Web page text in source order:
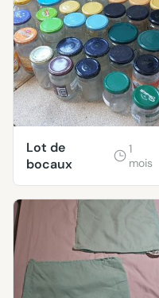
Lot de
bocaux
1
mois